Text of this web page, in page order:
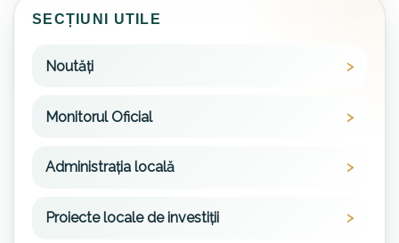
SECȚIUNI UTILE
Noutăți
Monitorul Oficial
Administrația locală
Proiecte locale de investiții